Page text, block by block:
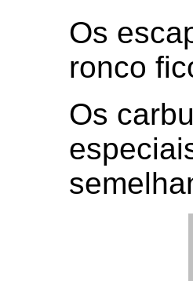
Os
ronco
Os